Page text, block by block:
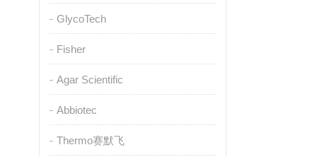
GlycoTech
Fisher
Agar Scientific
Abbiotec
Thermo赛默飞